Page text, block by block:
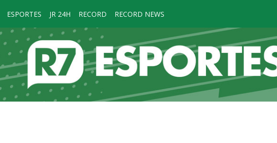
ESPORTES JR 24H RECORD RECORD NEWS